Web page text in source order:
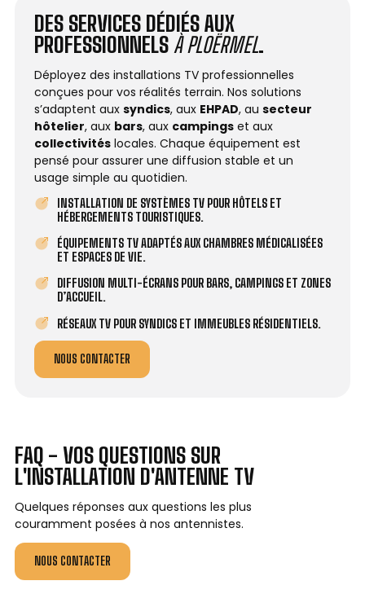
DES SERVICES DÉDIÉS AUX
PROFESSIONNELS À PLOËRMEL.
Déployez des installations TV professionnelles
conçues pour vos réalités terrain. Nos solutions
s’adaptent aux syndics, aux EHPAD, au secteur
hôtelier, aux bars, aux campings et aux
collectivités locales. Chaque équipement est
pensé pour assurer une diffusion stable et un
usage simple au quotidien.
INSTALLATION DE SYSTÈMES TV POUR HÔTELS ET
HÉBERGEMENTS TOURISTIQUES.
ÉQUIPEMENTS TV ADAPTÉS AUX CHAMBRES MÉDICALISÉES
ET ESPACES DE VIE.
DIFFUSION MULTI-ÉCRANS POUR BARS, CAMPINGS ET ZONES
D’ACCUEIL.
RÉSEAUX TV POUR SYNDICS ET IMMEUBLES RÉSIDENTIELS.
NOUS CONTACTER
FAQ - VOS QUESTIONS SUR
L'INSTALLATION D'ANTENNE TV
Quelques réponses aux questions les plus
couramment posées à nos antennistes.
NOUS CONTACTER